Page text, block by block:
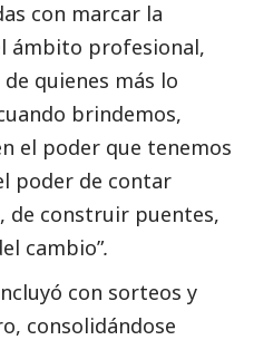
con marcar la
ámbito profesional,
quienes más lo
brindemos,
el poder que tenemos
poder de contar
de construir puentes,
cambio”.
con sorteos y
consolidándose